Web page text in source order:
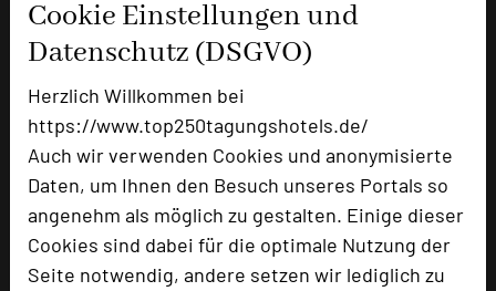
Cookie Einstellungen und
Datenschutz (DSGVO)
Herzlich Willkommen bei
https://www.top250tagungshotels.de/
Auch wir verwenden Cookies und anonymisierte
Daten, um Ihnen den Besuch unseres Portals so
angenehm als möglich zu gestalten. Einige dieser
Cookies sind dabei für die optimale Nutzung der
Seite notwendig, andere setzen wir lediglich zu
Norbert Völkner